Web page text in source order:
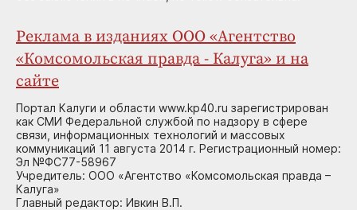
Реклама в изданиях ООО «Агентство
«Комсомольская правда - Калуга» и на
сайте
Портал Калуги и области www.kp40.ru зарегистрирован
как СМИ Федеральной службой по надзору в сфере
связи, информационных технологий и массовых
коммуникаций 11 августа 2014 г. Регистрационный номер:
Эл №ФС77-58967
Учредитель: ООО «Агентство «Комсомольская правда –
Калуга»
Главный редактор: Ивкин В.П.